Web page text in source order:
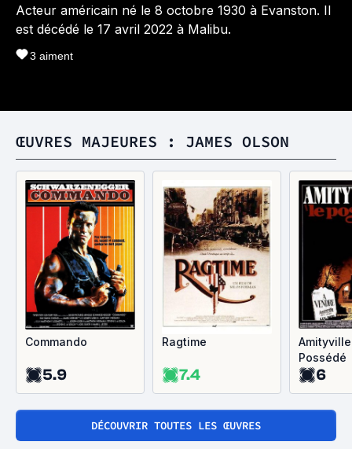
Acteur américain né le 8 octobre 1930 à Evanston. Il
est décédé le 17 avril 2022 à Malibu.
3 aiment
ŒUVRES MAJEURES : JAMES OLSON
Commando
5.9
Ragtime
7.4
Possédé
6
DÉCOUVRIR TOUTES LES ŒUVRES